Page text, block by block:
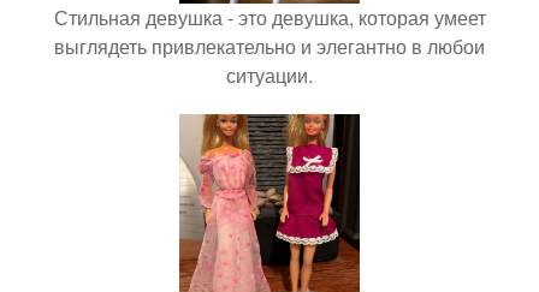
Стильная девушка - это девушка, которая умеет
выглядеть привлекательно и элегантно в любои
ситуации.